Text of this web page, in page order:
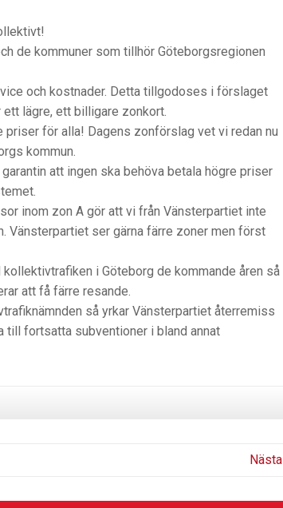
de kommuner som tillhör Göteborgsregionen
och kostnader. Detta tillgodoses i förslaget
lägre, ett billigare zonkort.
för alla! Dagens zonförslag vet vi redan nu
kommun.
att ingen ska behöva betala högre priser
inom zon A gör att vi från Vänsterpartiet inte
ser gärna färre zoner men först
i Göteborg de kommande åren så
att få färre resande.
så yrkar Vänsterpartiet återremiss
fortsatta subventioner i bland annat
Nästa